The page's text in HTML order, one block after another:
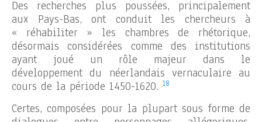
Des recherches plus poussées, principalement
aux Pays-Bas, ont conduit les chercheurs à
« réhabiliter » les chambres de rhétorique,
désormais considérées comme des institutions
ayant joué un rôle majeur dans le
développement du néerlandais vernaculaire au
cours de la période 1450-1620. 18
Certes, composées pour la plupart sous forme de